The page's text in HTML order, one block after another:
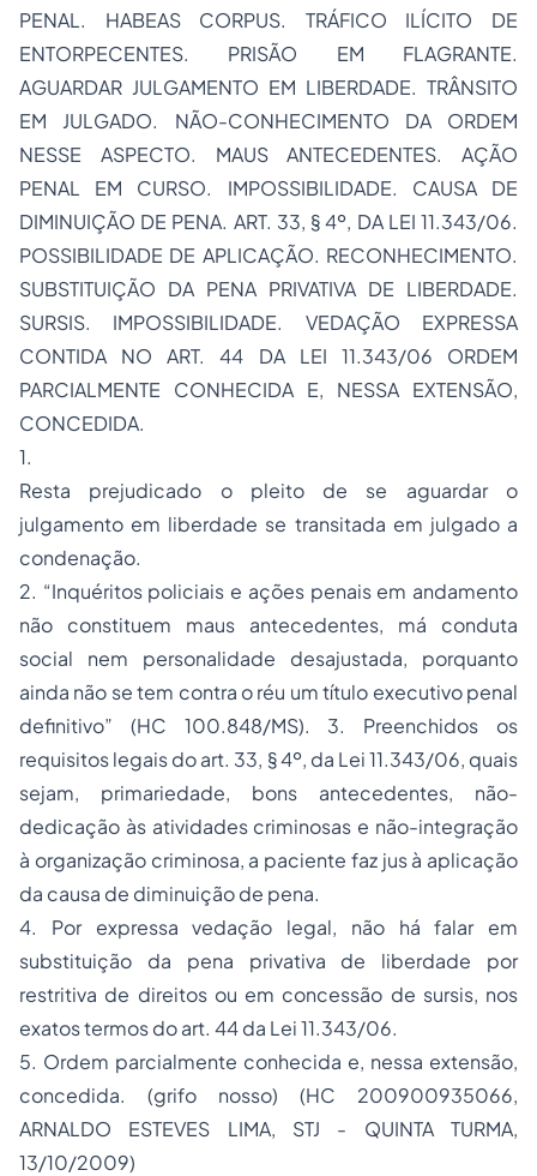
PENAL. HABEAS CORPUS. TRÁFICO ILÍCITO DE
ENTORPECENTES. PRISÃO EM FLAGRANTE.
AGUARDAR JULGAMENTO EM LIBERDADE. TRÂNSITO
EM JULGADO. NÃO-CONHECIMENTO DA ORDEM
NESSE ASPECTO. MAUS ANTECEDENTES. AÇÃO
PENAL EM CURSO. IMPOSSIBILIDADE. CAUSA DE
DIMINUIÇÃO DE PENA. ART. 33, § 4º, DA LEI 11.343/06.
POSSIBILIDADE DE APLICAÇÃO. RECONHECIMENTO.
SUBSTITUIÇÃO DA PENA PRIVATIVA DE LIBERDADE.
SURSIS. IMPOSSIBILIDADE. VEDAÇÃO EXPRESSA
CONTIDA NO ART. 44 DA LEI 11.343/06 ORDEM
PARCIALMENTE CONHECIDA E, NESSA EXTENSÃO,
CONCEDIDA.
1.
Resta prejudicado o pleito de se aguardar o
julgamento em liberdade se transitada em julgado a
condenação.
2. “Inquéritos policiais e ações penais em andamento
não constituem maus antecedentes, má conduta
social nem personalidade desajustada, porquanto
ainda não se tem contra o réu um título executivo penal
definitivo” (HC 100.848/MS). 3. Preenchidos os
requisitos legais do art. 33, § 4º, da Lei 11.343/06, quais
sejam, primariedade, bons antecedentes, não-
dedicação às atividades criminosas e não-integração
à organização criminosa, a paciente faz jus à aplicação
da causa de diminuição de pena.
4. Por expressa vedação legal, não há falar em
substituição da pena privativa de liberdade por
restritiva de direitos ou em concessão de sursis, nos
exatos termos do art. 44 da Lei 11.343/06.
5. Ordem parcialmente conhecida e, nessa extensão,
concedida. (grifo nosso) (HC 200900935066,
ARNALDO ESTEVES LIMA, STJ - QUINTA TURMA,
13/10/2009)